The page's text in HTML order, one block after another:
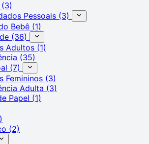
(3)
Pessoais (3)
Bebê (1)
(36)
Adultos (1)
(35)
(7)
Femininos (3)
Adulta (3)
Papel (1)
(2)